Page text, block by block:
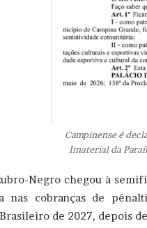
Campinense é
Imaterial da
Negro chegou à
nas cobranças de
de 2027, depois